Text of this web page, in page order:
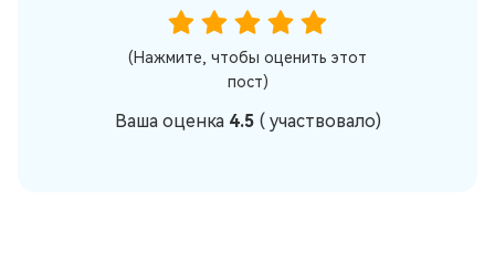
(Нажмите, чтобы оценить этот
пост)
Ваша оценка 4.5 (участвовало)